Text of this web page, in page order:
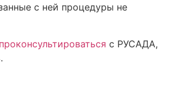
с ней процедуры не
проконсультироваться с РУСАДА,